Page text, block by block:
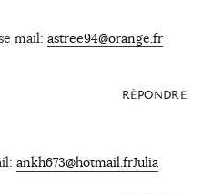
mail: astree94@orange.fr
RÉPONDRE
ankh673@hotmail.frJulia